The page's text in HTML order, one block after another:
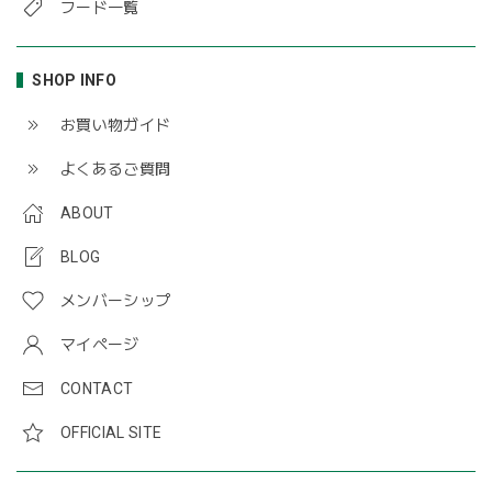
フード一覧
SHOP INFO
お買い物ガイド
よくあるご質問
ABOUT
BLOG
メンバーシップ
マイページ
CONTACT
OFFICIAL SITE